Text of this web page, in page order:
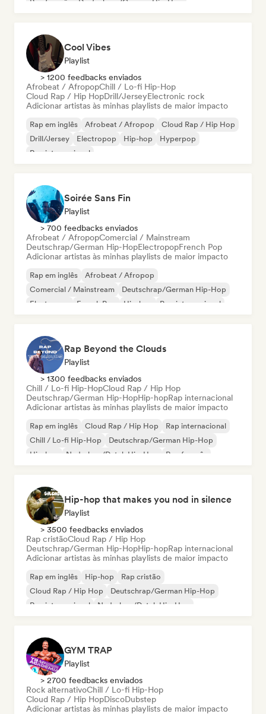
Rap francês Deutschrap/German Hip-Hop
Cool Vibes
Playlist
> 1200 feedbacks enviados
Afrobeat / AfropopChill / Lo-fi Hip-Hop
Cloud Rap / Hip HopDrill/JerseyElectronic rock
Adicionar artistas às minhas playlists de maior impacto
Rap em inglês Afrobeat / Afropop
Cloud Rap / Hip Hop
Drill/Jersey
Electropop Hip-hop
Hyperpop
Rap internacional
Soirée Sans Fin
Playlist
> 700 feedbacks enviados
Afrobeat / AfropopComercial / Mainstream
Deutschrap/German Hip-HopElectropopFrench Pop
Adicionar artistas às minhas playlists de maior impacto
Rap em inglês
Afrobeat / Afropop
Comercial / Mainstream
Deutschrap/German Hip-Hop
Electropop
French Pop Hip-hop Pop internacional
Rap Beyond the Clouds
Playlist
> 1300 feedbacks enviados
Chill / Lo-fi Hip-HopCloud Rap / Hip Hop
Deutschrap/German Hip-HopHip-hopRap internacional
Adicionar artistas às minhas playlists de maior impacto
Rap em inglês Cloud Rap / Hip Hop
Rap internacional
Chill / Lo-fi Hip-Hop
Deutschrap/German Hip-Hop
Hip-hop
Nederhop/Dutch Hip-Hop Rap francês
Hip-hop that makes you nod in silence
Playlist
> 3500 feedbacks enviados
Rap cristãoCloud Rap / Hip Hop
Deutschrap/German Hip-HopHip-hopRap internacional
Adicionar artistas às minhas playlists de maior impacto
Rap em inglês Hip-hop
Rap cristão
Cloud Rap / Hip Hop
Deutschrap/German Hip-Hop
Rap internacional
Nederhop/Dutch Hip-Hop
GYM TRAP
Playlist
> 2700 feedbacks enviados
Rock alternativoChill / Lo-fi Hip-Hop
Cloud Rap / Hip HopDiscoDubstep
Adicionar artistas às minhas playlists de maior impacto